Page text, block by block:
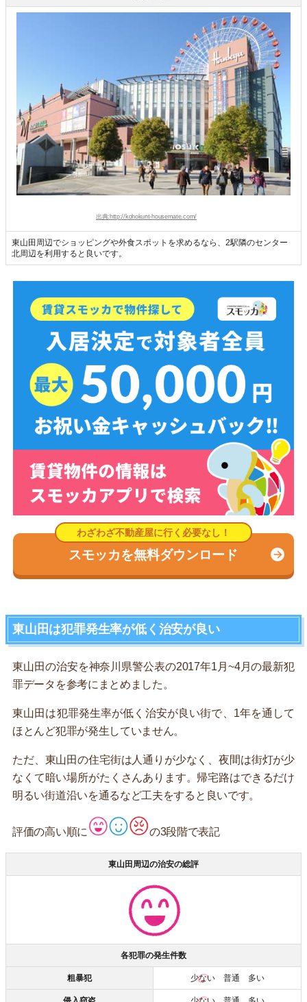
出典:http://kohokunt-housemate.com/
東山田周辺でショッピングや外食スポットを求めるなら、2駅隣のセンター
北周辺を利用すると良いです。
スモッカを無料ダウンロード
東山田は犯罪発生率が低く治安が良い
東山田の治安を神奈川県警公表の2017年1月~4月の最新犯
罪データを参考にまとめました。
東山田は犯罪発生率が低く治安が良い街で、1年を通して
ほとんど犯罪が発生していません。
ただ、東山田の住宅街は人通りが少なく、夜間は街灯が少
なくて暗い場所がたくさんあります。帰宅路はできるだけ
明るい街道沿いを通るなど工夫をすると良いです。
評価の高い順に の3段階で表記
東山田周辺の治安の総評
各犯罪の発生件数
粗暴犯 少ない普通 多い